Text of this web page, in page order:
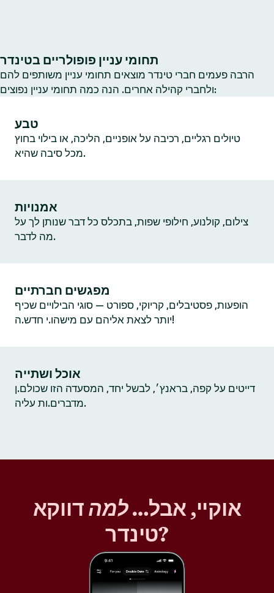
תחומי עניין פופולריים בטינדר
הרבה פעמים חברי טינדר מוצאים תחומי עניין משותפים להם
ולחברי קהילה אחרים. הנה כמה תחומי עניין נפוצים:
טבע
טיולים רגליים, רכיבה על אופניים, הליכה, או בילוי בחוץ
מכל סיבה שהיא.
אמנויות
צילום, קולנוע, חילופי שפות, בתכלס כל דבר שנותן לך על
מה לדבר.
מפגשים חברתיים
הופעות, פסטיבלים, קריוקי, ספורט — סוגי הבילויים שכיף
יותר לצאת אליהם עם מישהו.י חדש.ה!
אוכל ושתייה
דייטים על קפה, בראנץ׳, לבשל יחד, המסעדה הזו שכולם.ן
מדברים.ות עליה.
אוקיי, אבל…למהדווקא
טינדר?